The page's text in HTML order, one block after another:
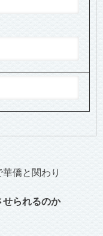
僑と関わり
られるのか